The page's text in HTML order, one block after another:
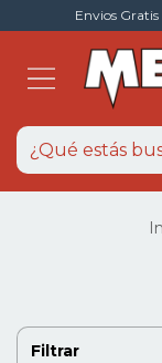
Envios
Filtrar